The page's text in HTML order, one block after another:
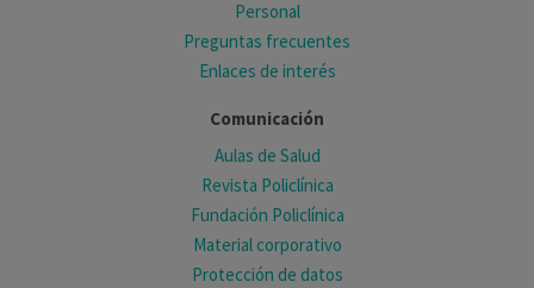
Personal
Preguntas frecuentes
Enlaces de interés
Comunicación
Aulas de Salud
Revista Policlínica
Fundación Policlínica
Material corporativo
Protección de datos